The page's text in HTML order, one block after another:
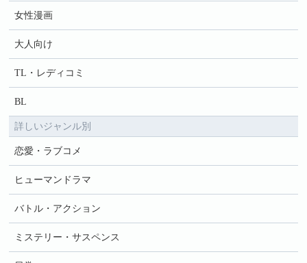
女性漫画
大人向け
TL・レディコミ
BL
詳しいジャンル別
恋愛・ラブコメ
ヒューマンドラマ
バトル・アクション
ミステリー・サスペンス